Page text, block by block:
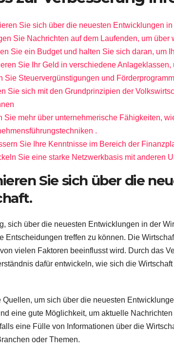
Sie sich über die neuesten Entwicklungen
Sie Nachrichten auf dem Laufenden, um über
Sie ein Budget und halten Sie sich daran, um
Sie Ihr Geld in verschiedene
Sie Steuervergünstigungen und
Sie sich mit den Grundprinzipien der
Sie mehr über unternehmerische Fähigkeiten,
.
Sie Ihre Kenntnisse im Bereich der
Sie eine starke Netzwerkbasis mit anderen
Sie sich über die
sich über die neuesten Entwicklungen in der
Entscheidungen treffen zu können. Die
vielen Faktoren beeinflusst wird. Durch das
dafür entwickeln, wie sich die
Quellen, um sich über die neuesten
eine gute Möglichkeit, um aktuelle
eine Fülle von Informationen über die
oder Themen.